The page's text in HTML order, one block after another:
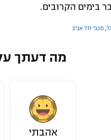
בימים הקרובים.
מכבי תל אביב
מה דעתך
אהבתי